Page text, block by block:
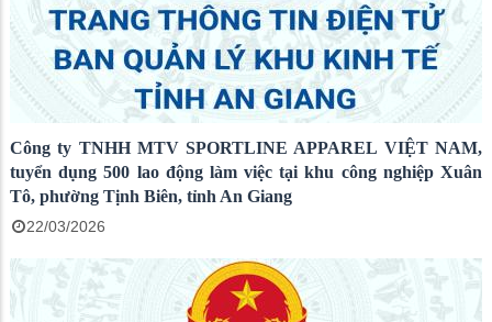
Công ty TNHH MTV SPORTLINE APPAREL VIỆT NAM,
tuyển dụng 500 lao động làm việc tại khu công nghiệp Xuân
Tô, phường Tịnh Biên, tỉnh An Giang
22/03/2026